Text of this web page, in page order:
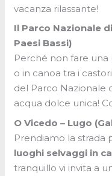
vacanza rilassante!
Il Parco Nazionale
Paesi Bassi)
Perché non fare una
o in canoa tra i
del Parco Nazionale
acqua dolce unica!
O Vicedo – Lugo
Prendiamo la strada
luoghi selvaggi in
tranquillo vi invita a